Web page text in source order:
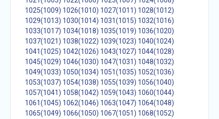
1025(1009) 1026(1010) 1027(1011) 1028(1012)
1029(1013) 1030(1014) 1031(1015) 1032(1016)
1033(1017) 1034(1018) 1035(1019) 1036(1020)
1037(1021) 1038(1022) 1039(1023) 1040(1024)
1041(1025) 1042(1026) 1043(1027) 1044(1028)
1045(1029) 1046(1030) 1047(1031) 1048(1032)
1049(1033) 1050(1034) 1051(1035) 1052(1036)
1053(1037) 1054(1038) 1055(1039) 1056(1040)
1057(1041) 1058(1042) 1059(1043) 1060(1044)
1061(1045) 1062(1046) 1063(1047) 1064(1048)
1065(1049) 1066(1050) 1067(1051) 1068(1052)